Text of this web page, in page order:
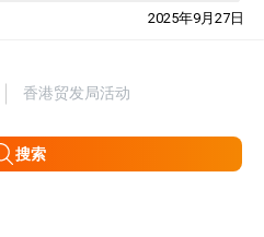
2025年9月27日
香港贸发局活动
搜索